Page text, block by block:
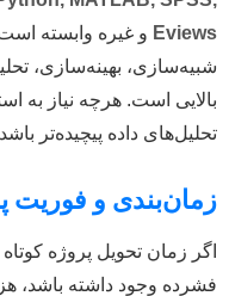
و غیره وابسته است.
بهینه‌سازی،
است. هرچه نیاز به
داده پیچیده‌تر
و فوریت
زمان تحویل پروژه کوتاه
وجود داشته باشد،